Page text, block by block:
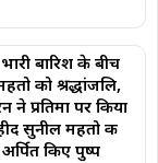
बारिश के बीच
को श्रद्धांजलि,
ने प्रतिमा पर किया
सुनील महतो की
किए पुष्प